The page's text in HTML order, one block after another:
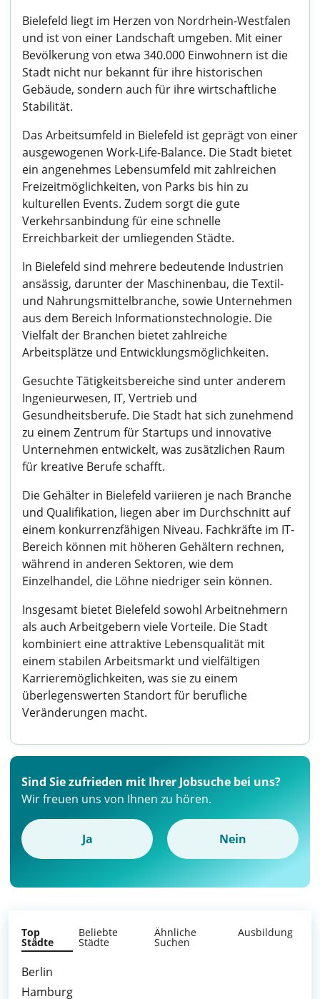
Bielefeld liegt im Herzen von Nordrhein-Westfalen
und ist von einer Landschaft umgeben. Mit einer
Bevölkerung von etwa 340.000 Einwohnern ist die
Stadt nicht nur bekannt für ihre historischen
Gebäude, sondern auch für ihre wirtschaftliche
Stabilität.
Das Arbeitsumfeld in Bielefeld ist geprägt von einer
ausgewogenen Work-Life-Balance. Die Stadt bietet
ein angenehmes Lebensumfeld mit zahlreichen
Freizeitmöglichkeiten, von Parks bis hin zu
kulturellen Events. Zudem sorgt die gute
Verkehrsanbindung für eine schnelle
Erreichbarkeit der umliegenden Städte.
In Bielefeld sind mehrere bedeutende Industrien
ansässig, darunter der Maschinenbau, die Textil-
und Nahrungsmittelbranche, sowie Unternehmen
aus dem Bereich Informationstechnologie. Die
Vielfalt der Branchen bietet zahlreiche
Arbeitsplätze und Entwicklungsmöglichkeiten.
Gesuchte Tätigkeitsbereiche sind unter anderem
Ingenieurwesen, IT, Vertrieb und
Gesundheitsberufe. Die Stadt hat sich zunehmend
zu einem Zentrum für Startups und innovative
Unternehmen entwickelt, was zusätzlichen Raum
für kreative Berufe schafft.
Die Gehälter in Bielefeld variieren je nach Branche
und Qualifikation, liegen aber im Durchschnitt auf
einem konkurrenzfähigen Niveau. Fachkräfte im IT-
Bereich können mit höheren Gehältern rechnen,
während in anderen Sektoren, wie dem
Einzelhandel, die Löhne niedriger sein können.
Insgesamt bietet Bielefeld sowohl Arbeitnehmern
als auch Arbeitgebern viele Vorteile. Die Stadt
kombiniert eine attraktive Lebensqualität mit
einem stabilen Arbeitsmarkt und vielfältigen
Karrieremöglichkeiten, was sie zu einem
überlegenswerten Standort für berufliche
Veränderungen macht.
Sind Sie zufrieden mit Ihrer Jobsuche bei uns?
Wir freuen uns von Ihnen zu hören.
Ja Nein
Top
Städte
Beliebte
Städte
Ähnliche
Suchen
Ausbildung
Berlin
Hamburg